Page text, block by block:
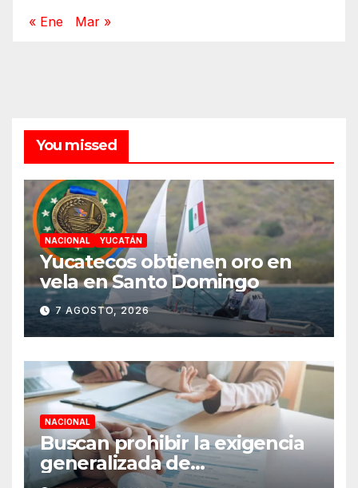
« Ene Mar »
You missed
NACIONAL YUCATÁN
Yucatecos obtienen oro en
vela en Santo Domingo
7 AGOSTO, 2026
NACIONAL
Buscan prohibir la exigencia
generalizada de
antecedentes penales para